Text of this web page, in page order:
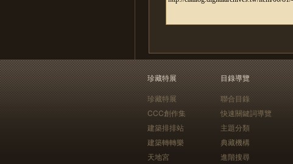
珍藏特展
珍藏特展
CCC創作集
建築排排站
建築轉轉樂
天地宮
目錄導覽
聯合目錄
快速關鍵詞導覽
主題分類
典藏機構
進階搜尋